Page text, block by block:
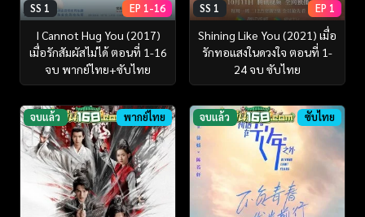
SS 1 EP 1-16
I Cannot Hug You (2017)
เมื่อรักสัมผัสไม่ได้ ตอนที่ 1-16
จบ พากย์ไทย+ซับไทย
SS 1 EP 1
Shining Like You (2021) เมื่อ
รักทอแสงในดวงใจ ตอนที่ 1-
24 จบ ซับไทย
จบแล้ว พากย์ไทย จบแล้ว ซับไทย